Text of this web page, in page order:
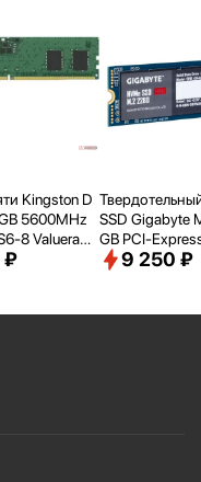
Kingston D
5600MHz
8 Valueram
CL46 288-
₽
SSD Gigabyte
GB PCI-
Me 1.3
9 250 ₽